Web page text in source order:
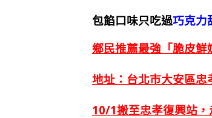
包餡口味只吃過巧克力
鄉民推薦最強「脆皮鮮
地址：台北市大安區
10/1搬至忠孝復興站，